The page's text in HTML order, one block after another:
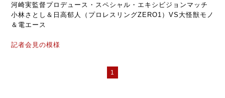
河崎実監督プロデュース・スペシャル・エキシビジョンマッチ
小林さとし＆日高郁人（プロレスリングZERO1）VS大怪獣モノ
＆電エース
記者会見の模様
1